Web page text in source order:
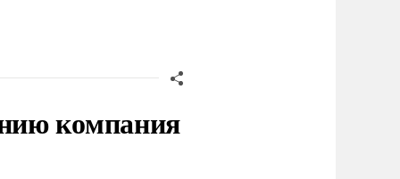
компания